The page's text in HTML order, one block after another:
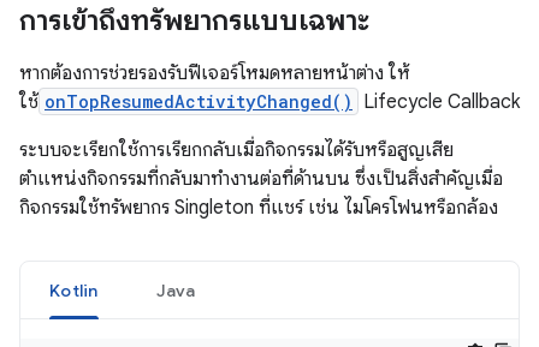
การเข้าถึงทรัพยากรแบบเฉพาะ
หากต้องการช่วยรองรับฟีเจอร์โหมดหลายหน้าต่าง ให้
ใช้ onTopResumedActivityChanged()
Lifecycle Callback
ระบบจะเรียกใช้การเรียกกลับเมื่อกิจกรรมได้รับหรือสูญเสีย
ตำแหน่งกิจกรรมที่กลับมาทำงานต่อที่ด้านบน ซึ่งเป็นสิ่งสำคัญเมื่อ
กิจกรรมใช้ทรัพยากร Singleton ที่แชร์ เช่น ไมโครโฟนหรือกล้อง
Kotlin Java